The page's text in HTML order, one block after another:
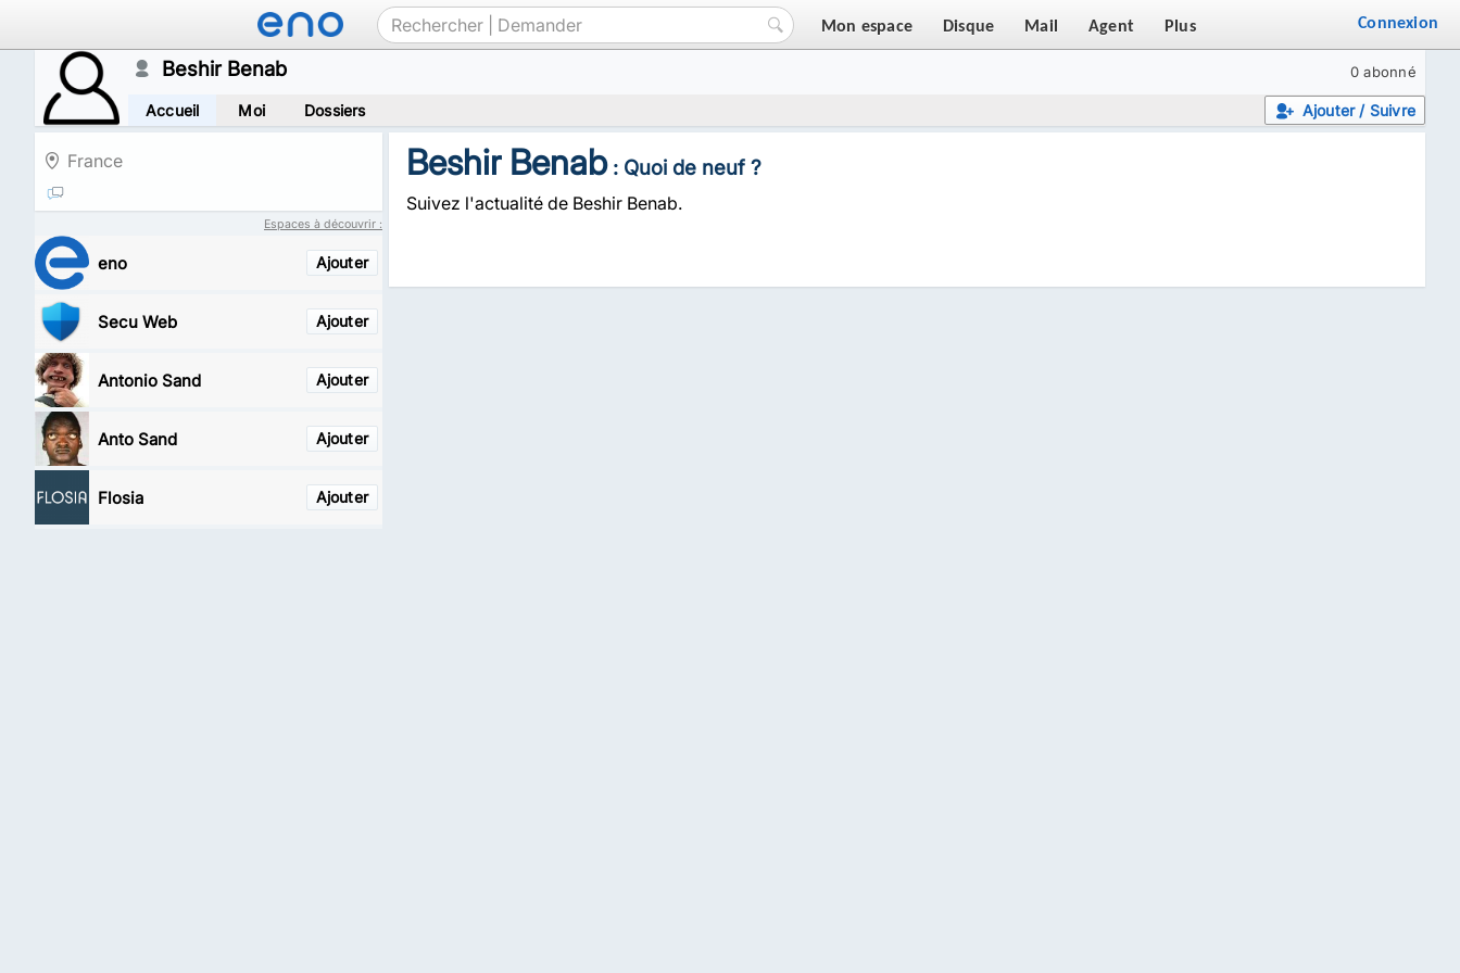
Mon espace Disque Mail Agent Plus Connexion
0 abonné
Beshir Benab
Ajouter / Suivre
Accueil Moi Dossiers
France
Espaces à découvrir :
Ajouter
eno
Ajouter
Secu Web
Ajouter
Antonio Sand
Ajouter
Anto Sand
Ajouter
Flosia
Beshir Benab: Quoi de neuf ?
Suivez l'actualité de Beshir Benab.